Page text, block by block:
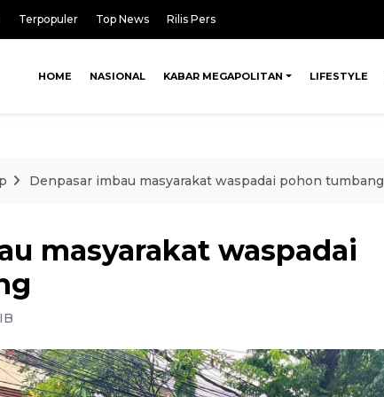
Terpopuler Top News Rilis Pers
HOME NASIONAL KABAR MEGAPOLITAN LIFESTYLE
Denpasar imbau masyarakat waspadai pohon tumbang
masyarakat waspadai